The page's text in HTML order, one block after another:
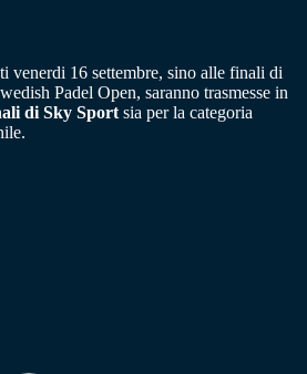
venerdi 16 settembre, sino alle finali di
Padel Open, saranno trasmesse in
di Sky Sport sia per la categoria